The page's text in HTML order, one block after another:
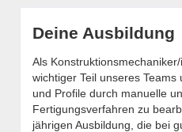
Deine Ausbildung
Als
wichtiger Teil unseres
und Profile durch manuelle
Fertigungsverfahren zu
jährigen Ausbildung, die bei